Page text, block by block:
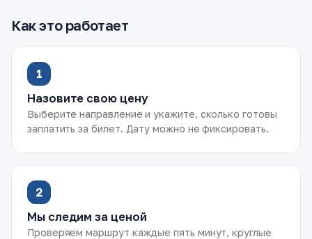
Как это работает
1
Назовите свою цену
Выберите направление и укажите, сколько готовы
заплатить за билет. Дату можно не фиксировать.
2
Мы следим за ценой
Проверяем маршрут каждые пять минут, круглые